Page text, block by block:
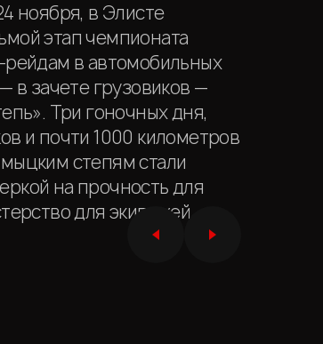
ноября, в Элисте
этап чемпионата
рейдам в автомобильных
в зачете грузовиков —
Три гоночных дня,
и почти 1000 километров
степям стали
на прочность для
для экипажей